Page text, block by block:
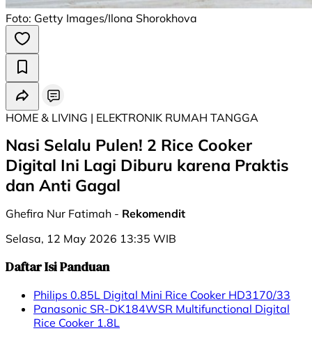
Foto: Getty Images/Ilona Shorokhova
HOME & LIVING | ELEKTRONIK RUMAH TANGGA
Nasi Selalu Pulen! 2 Rice Cooker
Digital Ini Lagi Diburu karena Praktis
dan Anti Gagal
Ghefira Nur Fatimah - Rekomendit
Selasa, 12 May 2026 13:35 WIB
Daftar Isi Panduan
Philips 0.85L Digital Mini Rice Cooker HD3170/33
Panasonic SR-DK184WSR Multifunctional Digital
Rice Cooker 1.8L